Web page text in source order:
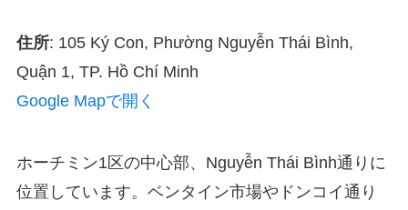
住所: 105 Ký Con, Phường Nguyễn Thái Bình,
Quận 1, TP. Hồ Chí Minh
Google Mapで開く
ホーチミン1区の中心部、Nguyễn Thái Bình通りに
位置しています。ベンタイン市場やドンコイ通り